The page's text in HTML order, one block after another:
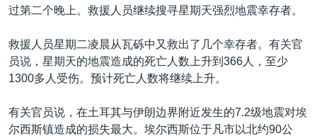
美国之音专访
重要讲话与声明
台海两岸关系
关注西藏
其他语言网站
过第二个晚上。救援人员继续搜寻星期天强烈地震幸存者。
救援人员星期二凌晨从瓦砾中又救出了几个幸存者。有关官
员说，星期天的地震造成的死亡人数上升到366人，至少
1300多人受伤。预计死亡人数将继续上升。
有关官员说，在土耳其与伊朗边界附近发生的7.2级地震对埃
尔西斯镇造成的损失最大。埃尔西斯位于凡市以北约90公